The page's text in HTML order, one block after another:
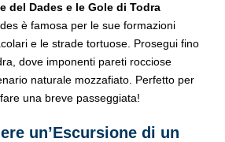
del Dades e le Gole di Todra
è famosa per le sue formazioni
e le strade tortuose. Prosegui fino
dove imponenti pareti rocciose
naturale mozzafiato. Perfetto per
una breve passeggiata!
un’Escursione di un